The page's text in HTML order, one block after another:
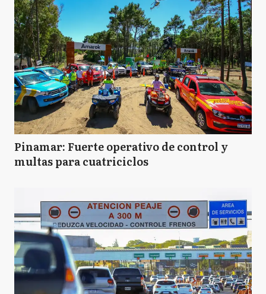
Pinamar: Fuerte operativo de control y
multas para cuatriciclos